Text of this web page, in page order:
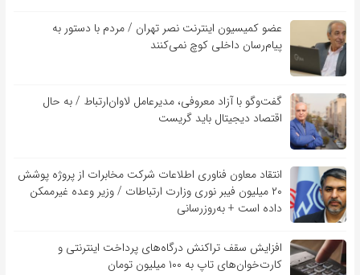
عضو کمیسیون اینترنت نصر تهران / مردم با دستور به
پیام‌رسان داخلی کوچ نمی‌کنند
گفت‌و‌گو با آزاد معروفی، مدیرعامل لاوان‌ارتباط / به حال
اقتصاد دیجیتال باید گریست
انتقاد معاون فناوری اطلاعات شرکت مخابرات از پروژه پوشش
۲۰ میلیون فیبر نوری وزارت ارتباطات / وزیر وعده غیرممکن
داده است + به‌روزرسانی
افزایش سقف تراکنش درگاه‌های پرداخت اینترنتی و
کارت‌خوان‌های تاپ به ۱۰۰ میلیون تومان